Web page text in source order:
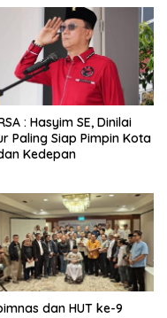
: Hasyim SE, Dinilai
Paling Siap Pimpin Kota
Kedepan
dan HUT ke-9